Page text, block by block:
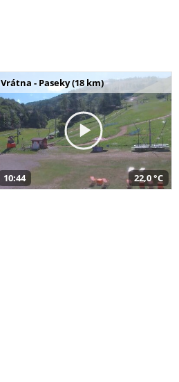
Vrátna - Paseky (18 km)
10:44 22,0 °C